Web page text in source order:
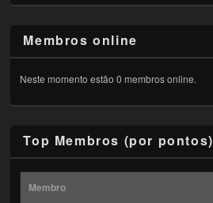
Membros online
Neste momento estão 0 membros online.
Top Membros (por pontos)
Membro